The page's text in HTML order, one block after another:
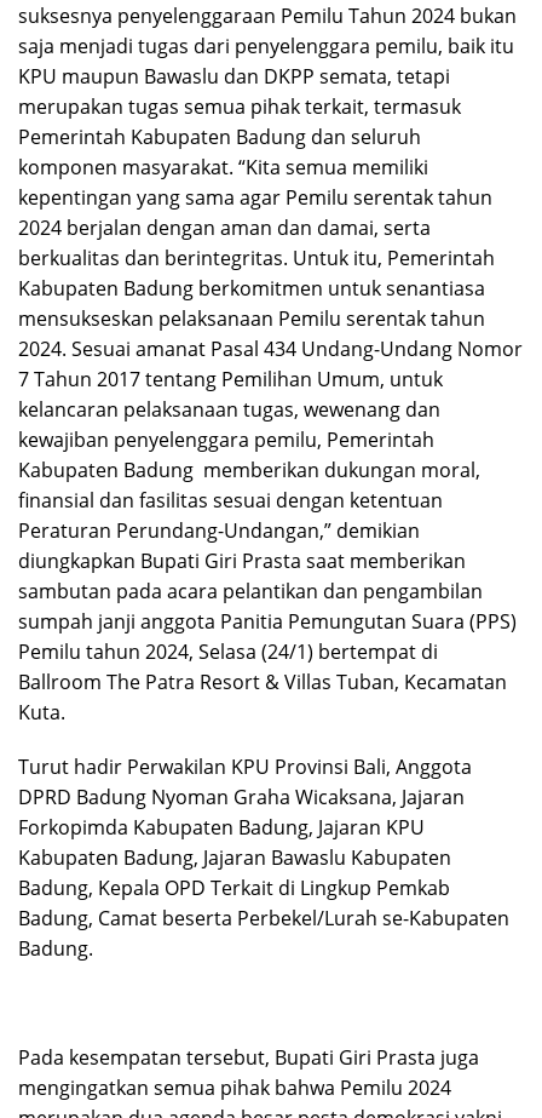
suksesnya penyelenggaraan Pemilu Tahun 2024 bukan
saja menjadi tugas dari penyelenggara pemilu, baik itu
KPU maupun Bawaslu dan DKPP semata, tetapi
merupakan tugas semua pihak terkait, termasuk
Pemerintah Kabupaten Badung dan seluruh
komponen masyarakat. “Kita semua memiliki
kepentingan yang sama agar Pemilu serentak tahun
2024 berjalan dengan aman dan damai, serta
berkualitas dan berintegritas. Untuk itu, Pemerintah
Kabupaten Badung berkomitmen untuk senantiasa
mensukseskan pelaksanaan Pemilu serentak tahun
2024. Sesuai amanat Pasal 434 Undang-Undang Nomor
7 Tahun 2017 tentang Pemilihan Umum, untuk
kelancaran pelaksanaan tugas, wewenang dan
kewajiban penyelenggara pemilu, Pemerintah
Kabupaten Badung memberikan dukungan moral,
finansial dan fasilitas sesuai dengan ketentuan
Peraturan Perundang-Undangan,” demikian
diungkapkan Bupati Giri Prasta saat memberikan
sambutan pada acara pelantikan dan pengambilan
sumpah janji anggota Panitia Pemungutan Suara (PPS)
Pemilu tahun 2024, Selasa (24/1) bertempat di
Ballroom The Patra Resort & Villas Tuban, Kecamatan
Kuta.
Turut hadir Perwakilan KPU Provinsi Bali, Anggota
DPRD Badung Nyoman Graha Wicaksana, Jajaran
Forkopimda Kabupaten Badung, Jajaran KPU
Kabupaten Badung, Jajaran Bawaslu Kabupaten
Badung, Kepala OPD Terkait di Lingkup Pemkab
Badung, Camat beserta Perbekel/Lurah se-Kabupaten
Badung.
Pada kesempatan tersebut, Bupati Giri Prasta juga
mengingatkan semua pihak bahwa Pemilu 2024